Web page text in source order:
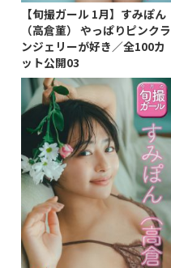
【旬撮ガール 1月】すみぽん
（高倉菫） やっぱりピンクラ
ンジェリーが好き／全100カ
ット公開03